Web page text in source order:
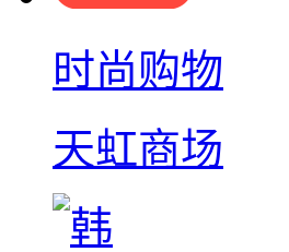
时尚购物
天虹商场